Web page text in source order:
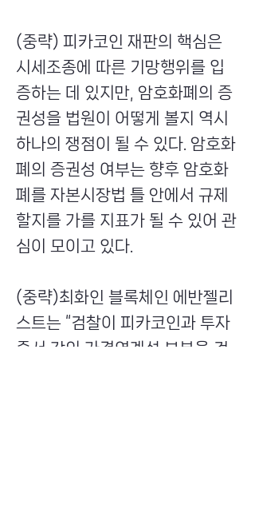
(중략) 피카코인 재판의 핵심은
시세조종에 따른 기망행위를 입
증하는 데 있지만, 암호화폐의 증
권성을 법원이 어떻게 볼지 역시
하나의 쟁점이 될 수 있다. 암호화
폐의 증권성 여부는 향후 암호화
폐를 자본시장법 틀 안에서 규제
할지를 가를 지표가 될 수 있어 관
심이 모이고 있다.
(중략)최화인 블록체인 에반젤리
스트는 “검찰이 피카코인과 투자
증서 간의 가격연계성 부분을 검